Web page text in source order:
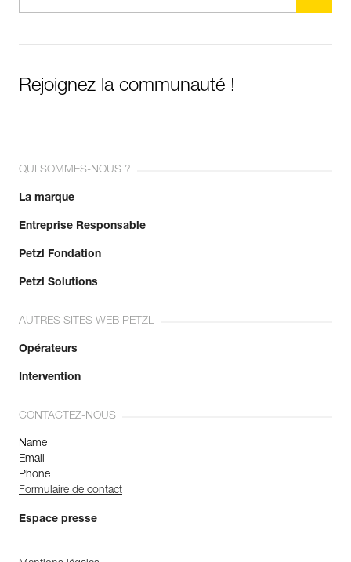
Rejoignez la communauté !
QUI SOMMES-NOUS ?
La marque
Entreprise Responsable
Petzl Fondation
Petzl Solutions
AUTRES SITES WEB PETZL
Opérateurs
Intervention
CONTACTEZ-NOUS
Name
Email
Phone
Formulaire de contact
Espace presse